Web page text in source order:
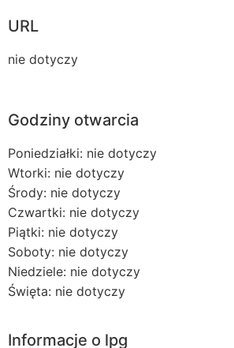
URL
nie dotyczy
Godziny otwarcia
Poniedziałki: nie dotyczy
Wtorki: nie dotyczy
Środy: nie dotyczy
Czwartki: nie dotyczy
Piątki: nie dotyczy
Soboty: nie dotyczy
Niedziele: nie dotyczy
Święta: nie dotyczy
Informacje o lpg